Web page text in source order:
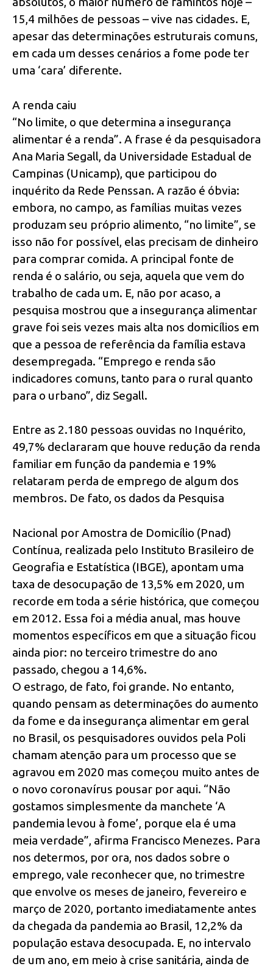
15,4 milhões de pessoas – vive nas cidades. E,
apesar das determinações estruturais comuns,
em cada um desses cenários a fome pode ter
uma ‘cara’ diferente.
A renda caiu
“No limite, o que determina a insegurança
alimentar é a renda”. A frase é da pesquisadora
Ana Maria Segall, da Universidade Estadual de
Campinas (Unicamp), que participou do
inquérito da Rede Penssan. A razão é óbvia:
embora, no campo, as famílias muitas vezes
produzam seu próprio alimento, “no limite”, se
isso não for possível, elas precisam de dinheiro
para comprar comida. A principal fonte de
renda é o salário, ou seja, aquela que vem do
trabalho de cada um. E, não por acaso, a
pesquisa mostrou que a insegurança alimentar
grave foi seis vezes mais alta nos domicílios em
que a pessoa de referência da família estava
desempregada. “Emprego e renda são
indicadores comuns, tanto para o rural quanto
para o urbano”, diz Segall.
Entre as 2.180 pessoas ouvidas no Inquérito,
49,7% declararam que houve redução da renda
familiar em função da pandemia e 19%
relataram perda de emprego de algum dos
membros. De fato, os dados da Pesquisa
Nacional por Amostra de Domicílio (Pnad)
Contínua, realizada pelo Instituto Brasileiro de
Geografia e Estatística (IBGE), apontam uma
taxa de desocupação de 13,5% em 2020, um
recorde em toda a série histórica, que começou
em 2012. Essa foi a média anual, mas houve
momentos específicos em que a situação ficou
ainda pior: no terceiro trimestre do ano
passado, chegou a 14,6%.
O estrago, de fato, foi grande. No entanto,
quando pensam as determinações do aumento
da fome e da insegurança alimentar em geral
no Brasil, os pesquisadores ouvidos pela Poli
chamam atenção para um processo que se
agravou em 2020 mas começou muito antes de
o novo coronavírus pousar por aqui. “Não
gostamos simplesmente da manchete ‘A
pandemia levou à fome’, porque ela é uma
meia verdade”, afirma Francisco Menezes. Para
nos determos, por ora, nos dados sobre o
emprego, vale reconhecer que, no trimestre
que envolve os meses de janeiro, fevereiro e
março de 2020, portanto imediatamente antes
da chegada da pandemia ao Brasil, 12,2% da
população estava desocupada. E, no intervalo
de um ano, em meio à crise sanitária, ainda de